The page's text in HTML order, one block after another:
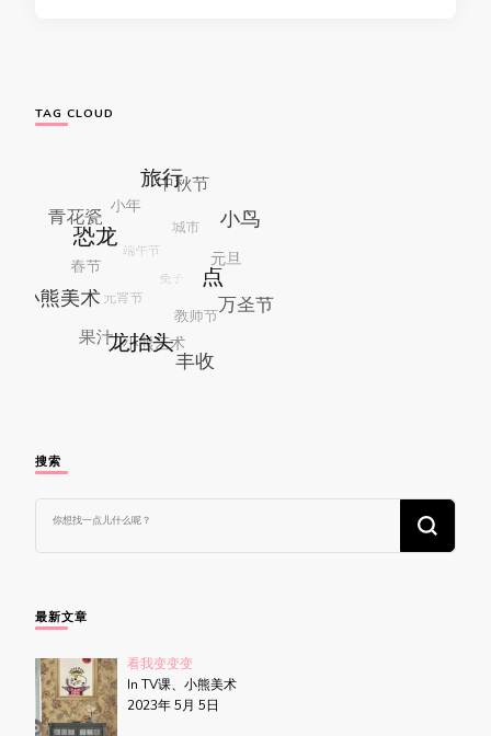
TAG CLOUD
搜索
么
吗?
最新文章
看我变变变
In TV课、小熊美术
2023年 5月 5日